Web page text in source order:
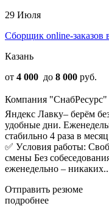
29 Июля
Сборщик online-заказов
Казань
от 4 000 до 8 000 руб.
Компания "СнабРесурс"
Яндекс Лавку– берём
удoбныe дни.
стабильно 4 раза в
✅ Уcловия paботы:
cмeны Без
еженедельно –
Отправить резюме
подробнее